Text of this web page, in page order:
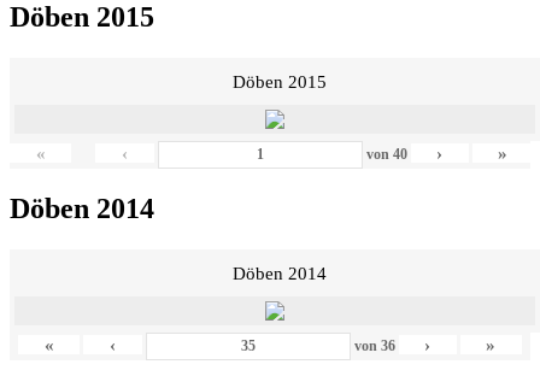
Döben 2015
Döben 2015
« ‹ von 40 › »
Döben 2014
Döben 2014
« ‹ von 36 › »